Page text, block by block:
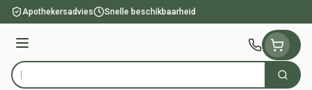
Ga naar de inhoud
Apothekersadvies Snelle beschikbaarheid
Menu
Product, merk, categorie... Zoek